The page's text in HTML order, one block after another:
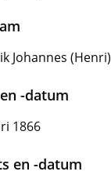
Johannes (Henri)
-datum
1866
en -datum